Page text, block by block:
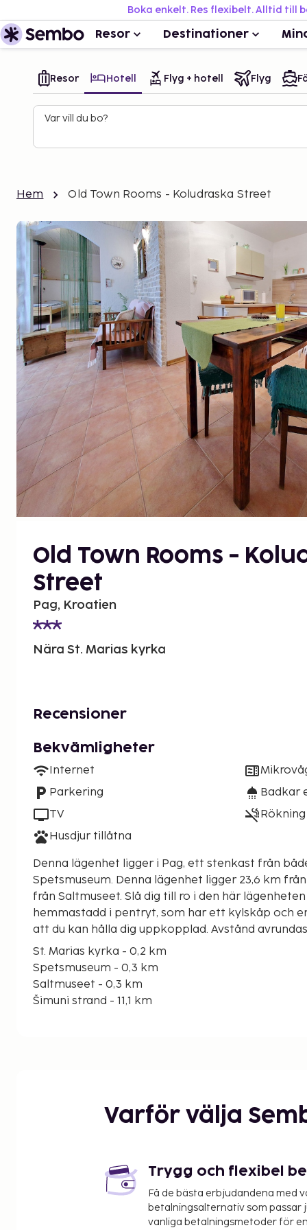
Boka enkelt. Res flexibelt. Alltid till
Resor Destinationer
Resor Hotell Flyg + hotell Flyg
Var vill du bo?
Hem Old Town Rooms - Koludraska Street
Old Town Rooms -
Street
Pag, Kroatien
Nära St. Marias kyrka
Recensioner
Bekvämligheter
Internet
Parkering
TV
Husdjur tillåtna
Badkar
Denna lägenhet ligger i Pag, ett stenkast från
Spetsmuseum. Denna lägenhet ligger 23,6 km från Zrćes strand och 1,9 km
från Saltmuseet. Slå dig till ro i den här
hemmastadd i pentryt, som har ett kylskåp och
att du kan hålla dig uppkopplad. Avstånd
St. Marias kyrka - 0,2 km
Spetsmuseum - 0,3 km
Saltmuseet - 0,3 km
Šimuni strand - 11,1 km
Planjkas strand - 27,6 km
Beritnicas strand - 37,2 km
Denna lägenhet rekommenderar att du använder
Gäster erbjuds flygtransfer tur/retur mot en
Varför välja
Trygg och flexibel
Få de bästa erbjudandena med
betalningsalternativ som passar
vanliga betalningsmetoder för